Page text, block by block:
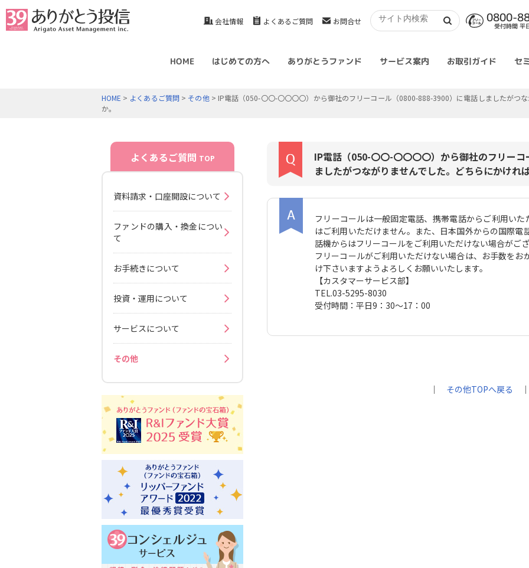
会社情報 よくあるご質問 お問合せ 0800-
受付時間 平
HOME はじめての方へ ありがとうファンド サービス案内 お取引ガイド セ
HOME > よくあるご質問 > その他> IP電話（050-〇〇-〇〇〇〇）から御社のフリーコール（0800-888-3900）に電話しましたがつ
か。
IP電話（050-〇〇-〇〇〇〇）から御社のフリー
ましたがつながりませんでした。どちらにかけれ
フリーコールは一般固定電話、携帯電話からご利用い
はご利用いただけません。また、日本国外からの国際
話機からはフリーコールをご利用いただけない場合がご
フリーコールがご利用いただけない場合は、お手数を
け下さいますようよろしくお願いいたします。
【カスタマーサービス部】
TEL.03-5295-8030
受付時間：平日9：30～17：00
｜ その他TOPへ戻る ｜
よくあるご質問 TOP
資料請求・口座開設について
ファンドの購入・換金につい
て
お手続きについて
投資・運用について
サービスについて
その他